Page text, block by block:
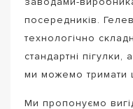
посередників.
технологічно
стандартні
ми можемо тримати
Ми пропонуємо